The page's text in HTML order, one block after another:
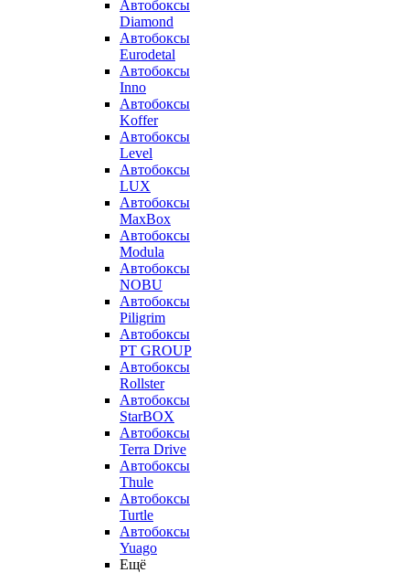
Автобоксы
Diamond
Автобоксы
Eurodetal
Автобоксы
Inno
Автобоксы
Koffer
Автобоксы
Level
Автобоксы
LUX
Автобоксы
MaxBox
Автобоксы
Modula
Автобоксы
NOBU
Автобоксы
Piligrim
Автобоксы
PT GROUP
Автобоксы
Rollster
Автобоксы
StarBOX
Автобоксы
Terra Drive
Автобоксы
Thule
Автобоксы
Turtle
Автобоксы
Yuago
Ещё